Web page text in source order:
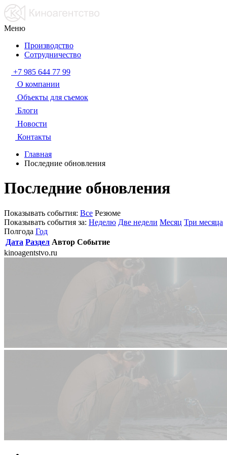
Меню
Производство
Сотрудничество
+7 985 644 77 99
О компании
Объекты для съемок
Блоги
Новости
Контакты
Главная
Последние обновления
Последние обновления
Показывать события: Все Резюме
Показывать события за: Неделю Две недели Месяц Три месяца
Полгода Год
Дата Раздел Автор Событие
kinoagentstvo.ru